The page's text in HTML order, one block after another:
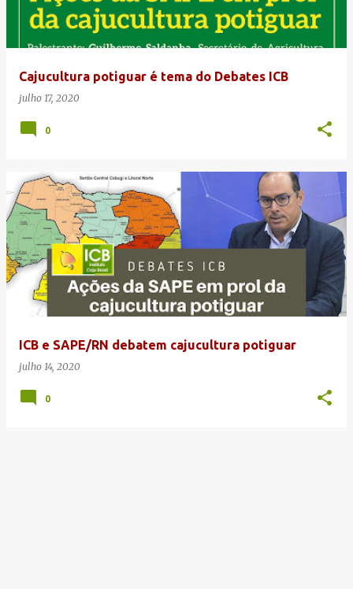
Cajucultura potiguar é tema do Debates ICB
julho 17, 2020
0
ICB e SAPE/RN debatem cajucultura potiguar
julho 14, 2020
0